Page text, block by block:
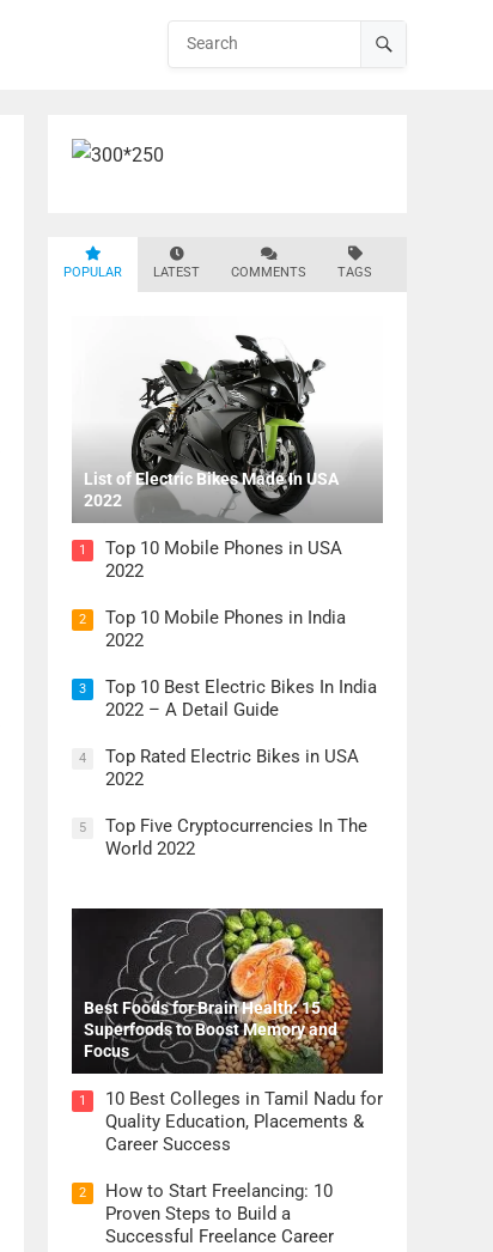
POPULAR LATEST COMMENTS TAGS
List of Electric Bikes Made In USA
2022
1
Top 10 Mobile Phones in USA
2022
2
Top 10 Mobile Phones in India
2022
3
Top 10 Best Electric Bikes In India
2022 – A Detail Guide
4
Top Rated Electric Bikes in USA
2022
5
Top Five Cryptocurrencies In The
World 2022
Best Foods for Brain Health: 15
Superfoods to Boost Memory and
Focus
1
10 Best Colleges in Tamil Nadu for
Quality Education, Placements &
Career Success
2
How to Start Freelancing: 10
Proven Steps to Build a
Successful Freelance Career